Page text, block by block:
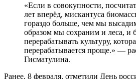
«Если в совокупности,
лет вперёд, мискантуса
гораздо больше, чем мы
образом мы сохраним и леса, и
перерабатывать культуру,
перерабатывается проще.» —
Гисматулина.
Ранее, 8 февраля, отметили День